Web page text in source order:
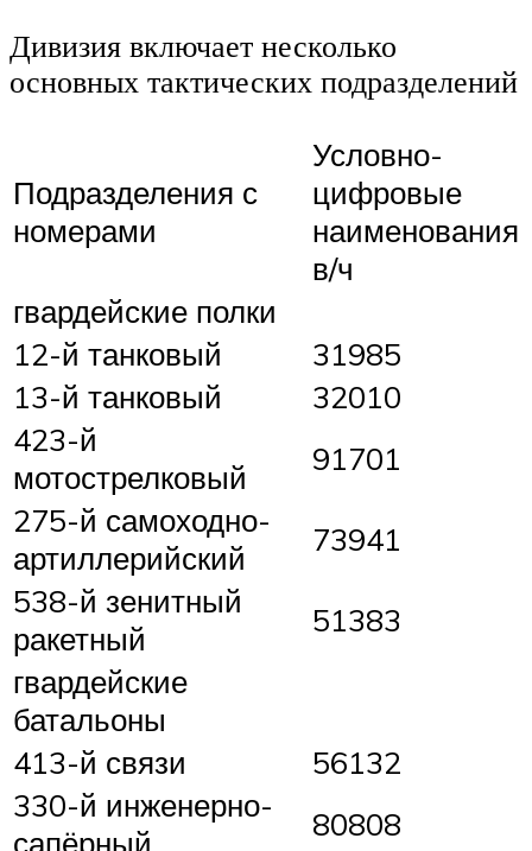
Дивизия включает несколько
основных тактических подразделений
Подразделения с
номерами
Условно-
цифровые
наименования
в/ч
гвардейские полки
12-й танковый
31985
13-й танковый
32010
423-й
мотострелковый
91701
275-й самоходно-
артиллерийский
73941
538-й зенитный
ракетный
51383
гвардейские
батальоны
413-й связи
56132
330-й инженерно-
сапёрный
80808